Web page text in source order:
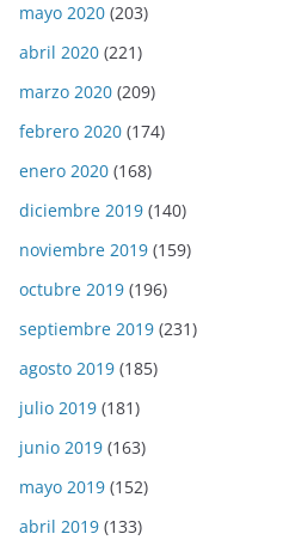
mayo 2020 (203)
abril 2020 (221)
marzo 2020 (209)
febrero 2020 (174)
enero 2020 (168)
diciembre 2019 (140)
noviembre 2019 (159)
octubre 2019 (196)
septiembre 2019 (231)
agosto 2019 (185)
julio 2019 (181)
junio 2019 (163)
mayo 2019 (152)
abril 2019 (133)